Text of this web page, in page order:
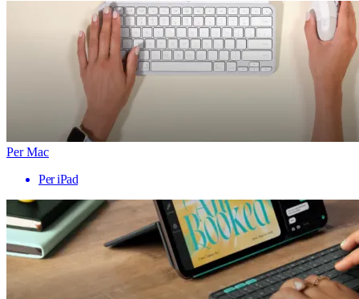
Per Mac
Per iPad